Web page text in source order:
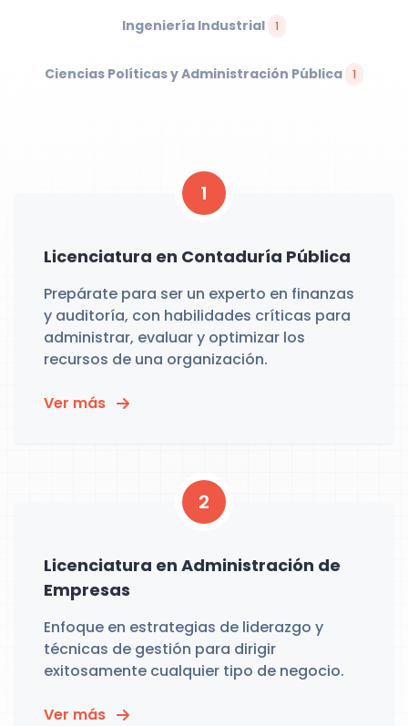
Ingeniería Industrial 1
Ciencias Políticas y Administración Pública 1
1
Licenciatura en Contaduría Pública
Prepárate para ser un experto en finanzas
y auditoría, con habilidades críticas para
administrar, evaluar y optimizar los
recursos de una organización.
Ver más
2
Licenciatura en Administración de
Empresas
Enfoque en estrategias de liderazgo y
técnicas de gestión para dirigir
exitosamente cualquier tipo de negocio.
Ver más